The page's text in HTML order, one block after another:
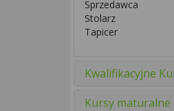
Sprzedawca
Stolarz
Tapicer
Kwalifikacyjne
Kursy maturalne